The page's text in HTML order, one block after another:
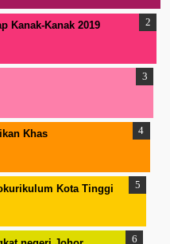
Kanak-Kanak 2019
Khas
Kota Tinggi